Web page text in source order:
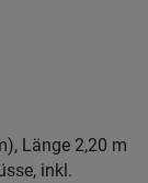
Länge 2,20 m
inkl.